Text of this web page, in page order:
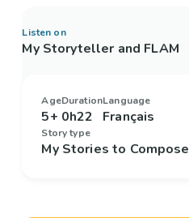
Listen on
My Storyteller and FLAM
Age
5+
Duration
0h22
Language
Français
Story type
My Stories to Compose